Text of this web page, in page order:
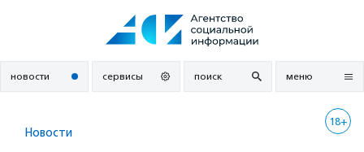
новости сервисы поиск меню
18+
Новости